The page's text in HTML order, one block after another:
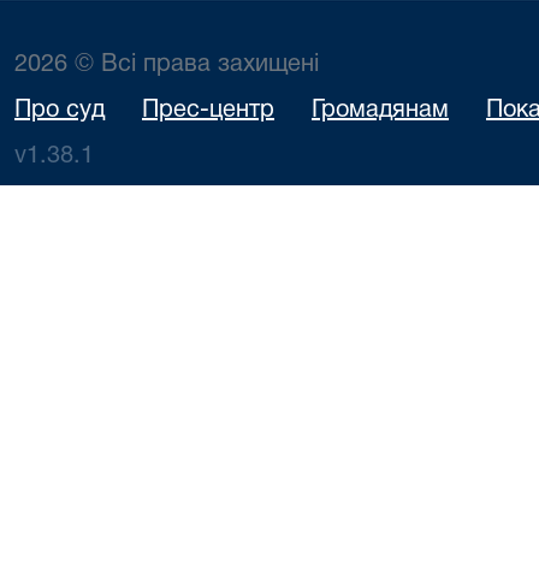
2026 © Всі права захищені
Про суд Прес-центр Громадянам
v1.38.1